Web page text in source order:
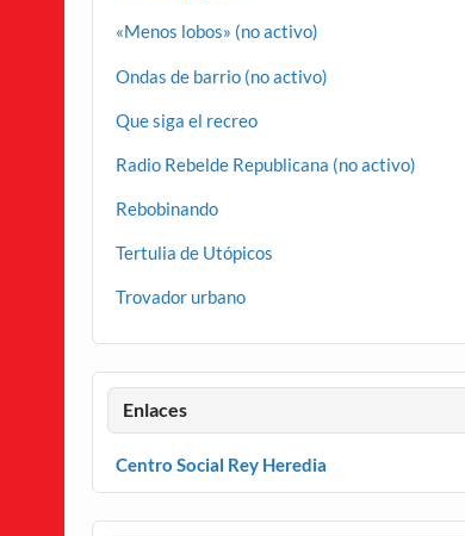
«Menos lobos» (no activo)
Ondas de barrio (no activo)
Que siga el recreo
Radio Rebelde Republicana (no activo)
Rebobinando
Tertulia de Utópicos
Trovador urbano
Enlaces
Centro Social Rey Heredia